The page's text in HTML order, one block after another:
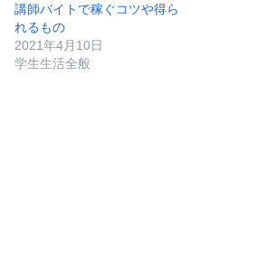
講師バイトで稼ぐコツや得ら
れるもの
2021年4月10日
学生生活全般